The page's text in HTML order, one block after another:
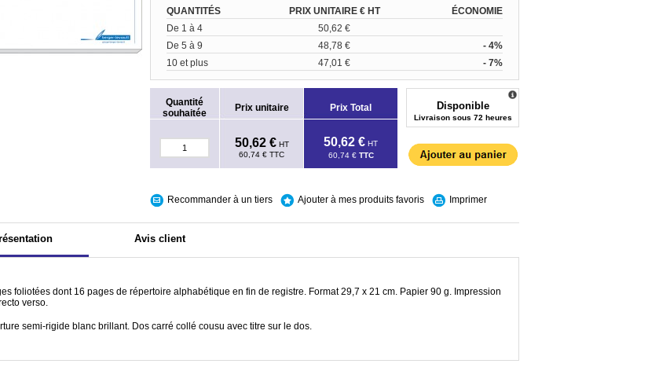
QUANTITÉS PRIX UNITAIRE € HT
ÉCONOMIE
De 1 à 4
50,62 €
De 5 à 9
48,78 €
- 4%
10 et plus
47,01 € - 7%
Quantité
souhaitée
Prix unitaire Prix Total
50,62 € HT
60,74 € TTC
50,62 € HT
60,74 € TTC
Disponible
Livraison sous 72 heures
Recommander à un tiers Ajouter à mes produits favoris Imprimer
Avis client
foliotées dont 16 pages de répertoire alphabétique en fin de registre. Format 29,7 x 21 cm. Papier 90 g. Impression
verso.
semi-rigide blanc brillant. Dos carré collé cousu avec titre sur le dos.